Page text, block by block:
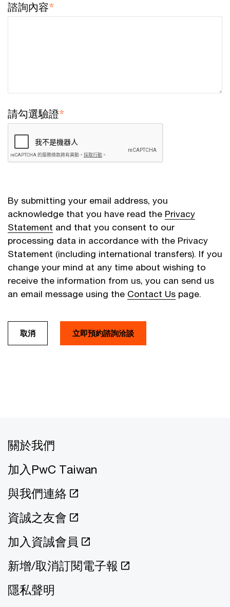
諮詢內容*
請勾選驗證*
By submitting your email address, you
acknowledge that you have read the Privacy
Statement and that you consent to our
processing data in accordance with the Privacy
Statement (including international transfers). If you
change your mind at any time about wishing to
receive the information from us, you can send us
an email message using the Contact Us page.
取消 立即預約諮詢洽談
關於我們
加入PwC Taiwan
與我們連絡
資誠之友會
加入資誠會員
新增/取消訂閱電子報
隱私聲明